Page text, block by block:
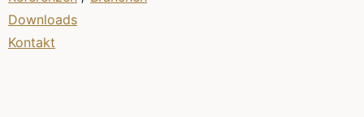
Downloads
Kontakt